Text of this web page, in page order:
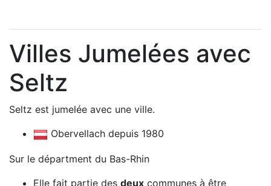
Villes Jumelées avec
Seltz
Seltz est jumelée avec une ville.
Obervellach depuis 1980
Sur le départment du Bas-Rhin
Elle fait partie des deux communes à être